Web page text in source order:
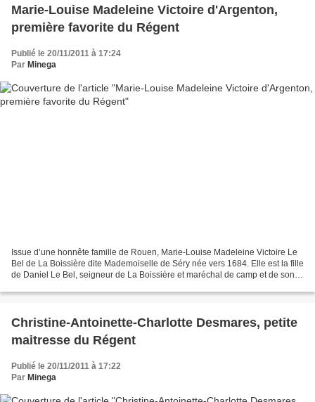
Marie-Louise Madeleine Victoire d'Argenton,
première favorite du Régent
Publié le 20/11/2011 à 17:24
Par Minega
Issue d’une honnête famille de Rouen, Marie-Louise Madeleine Victoire Le
Bel de La Boissière dite Mademoiselle de Séry née vers 1684. Elle est la fille
de Daniel Le Bel, seigneur de La Boissière et maréchal de camp et de son
Christine-Antoinette-Charlotte Desmares, petite
maitresse du Régent
Publié le 20/11/2011 à 17:22
Par Minega